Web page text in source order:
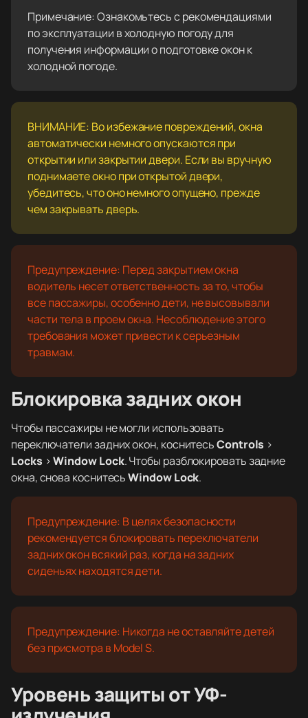
Примечание: Ознакомьтесь с рекомендациями
по эксплуатации в холодную погоду для
получения информации о подготовке окон к
холодной погоде.
ВНИМАНИЕ: Во избежание повреждений, окна
автоматически немного опускаются при
открытии или закрытии двери. Если вы вручную
поднимаете окно при открытой двери,
убедитесь, что оно немного опущено, прежде
чем закрывать дверь.
Предупреждение: Перед закрытием окна
водитель несет ответственность за то, чтобы
все пассажиры, особенно дети, не высовывали
части тела в проем окна. Несоблюдение этого
требования может привести к серьезным
травмам.
Блокировка задних окон
Чтобы пассажиры не могли использовать
переключатели задних окон, коснитесьControls >
Locks >Window Lock. Чтобы разблокировать задние
окна, снова коснитесьWindow Lock.
Предупреждение: В целях безопасности
рекомендуется блокировать переключатели
задних окон всякий раз, когда на задних
сиденьях находятся дети.
Предупреждение: Никогда не оставляйте детей
без присмотра в Model S.
Уровень защиты от УФ-